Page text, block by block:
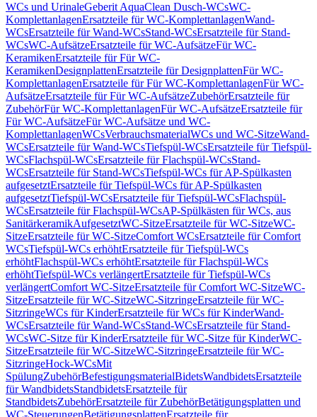
WCs und UrinaleGeberit AquaClean Dusch-WCsWC-
KomplettanlagenErsatzteile für WC-KomplettanlagenWand-
WCsErsatzteile für Wand-WCsStand-WCsErsatzteile für Stand-
WCsWC-AufsätzeErsatzteile für WC-AufsätzeFür WC-
KeramikenErsatzteile für Für WC-
KeramikenDesignplattenErsatzteile für DesignplattenFür WC-
KomplettanlagenErsatzteile für Für WC-KomplettanlagenFür WC-
AufsätzeErsatzteile für Für WC-AufsätzeZubehörErsatzteile für
ZubehörFür WC-KomplettanlagenFür WC-AufsätzeErsatzteile für
Für WC-AufsätzeFür WC-Aufsätze und WC-
KomplettanlagenWCsVerbrauchsmaterialWCs und WC-SitzeWand-
WCsErsatzteile für Wand-WCsTiefspül-WCsErsatzteile für Tiefspül-
WCsFlachspül-WCsErsatzteile für Flachspül-WCsStand-
WCsErsatzteile für Stand-WCsTiefspül-WCs für AP-Spülkasten
aufgesetztErsatzteile für Tiefspül-WCs für AP-Spülkasten
aufgesetztTiefspül-WCsErsatzteile für Tiefspül-WCsFlachspül-
WCsErsatzteile für Flachspül-WCsAP-Spülkästen für WCs, aus
SanitärkeramikAufgesetztWC-SitzeErsatzteile für WC-SitzeWC-
SitzeErsatzteile für WC-SitzeComfort WCsErsatzteile für Comfort
WCsTiefspül-WCs erhöhtErsatzteile für Tiefspül-WCs
erhöhtFlachspül-WCs erhöhtErsatzteile für Flachspül-WCs
erhöhtTiefspül-WCs verlängertErsatzteile für Tiefspül-WCs
verlängertComfort WC-SitzeErsatzteile für Comfort WC-SitzeWC-
SitzeErsatzteile für WC-SitzeWC-SitzringeErsatzteile für WC-
SitzringeWCs für KinderErsatzteile für WCs für KinderWand-
WCsErsatzteile für Wand-WCsStand-WCsErsatzteile für Stand-
WCsWC-Sitze für KinderErsatzteile für WC-Sitze für KinderWC-
SitzeErsatzteile für WC-SitzeWC-SitzringeErsatzteile für WC-
SitzringeHock-WCsMit
SpülungZubehörBefestigungsmaterialBidetsWandbidetsErsatzteile
für WandbidetsStandbidetsErsatzteile für
StandbidetsZubehörErsatzteile für ZubehörBetätigungsplatten und
WC-SteuerungenBetätigungsplattenErsatzteile für